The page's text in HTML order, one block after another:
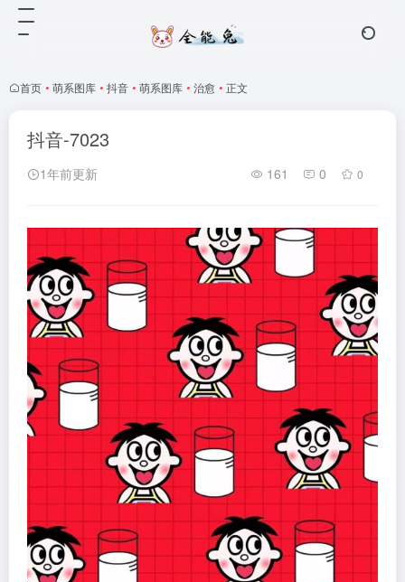
首页 • 萌系图库 • 抖音 • 萌系图库 • 治愈 • 正文
抖音-7023
1年前更新 161 0 0